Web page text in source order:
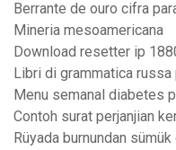
Berrante de ouro cifra
Mineria mesoamericana
Download resetter ip
Libri di grammatica russa
Menu semanal diabetes
Contoh surat perjanjian
Rüyada burnundan